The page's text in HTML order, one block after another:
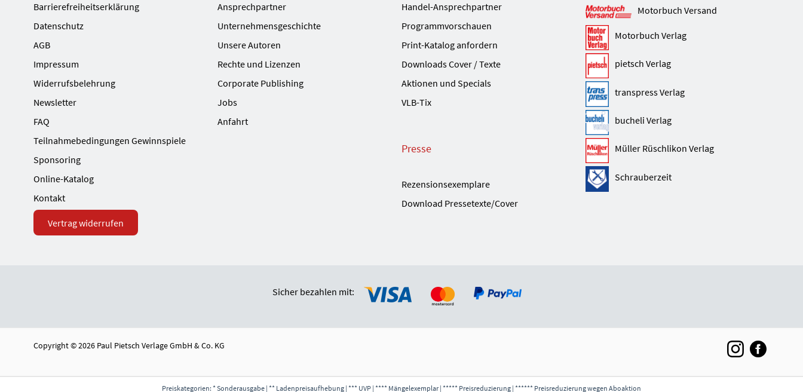
Barrierefreiheitserklärung
Datenschutz
AGB
Impressum
Widerrufsbelehrung
Newsletter
FAQ
Teilnahmebedingungen Gewinnspiele
Sponsoring
Online-Katalog
Kontakt
Vertrag widerrufen
Ansprechpartner
Unternehmensgeschichte
Unsere Autoren
Rechte und Lizenzen
Corporate Publishing
Jobs
Anfahrt
Handel-Ansprechpartner
Programmvorschauen
Print-Katalog anfordern
Downloads Cover / Texte
Aktionen und Specials
VLB-Tix
Presse
Rezensionsexemplare
Download Pressetexte/Cover
Motorbuch Versand
Motorbuch Verlag
pietsch Verlag
transpress Verlag
bucheli Verlag
Müller Rüschlikon Verlag
Schrauberzeit
Sicher bezahlen mit:
Copyright © 2026 Paul Pietsch Verlage GmbH & Co. KG
Preiskategorien: * Sonderausgabe | ** Ladenpreisaufhebung | *** UVP | **** Mängelexemplar | ***** Preisreduzierung | ****** Preisreduzierung wegen Aboaktion